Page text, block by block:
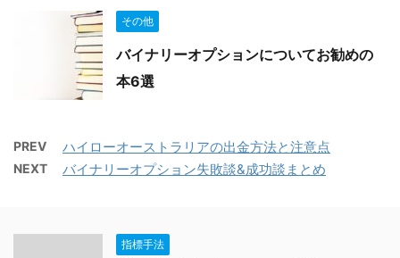
その他
バイナリーオプションについてお勧めの
本6選
PREV ハイローオーストラリアの出金方法と注意点
NEXT バイナリーオプション失敗談&成功談まとめ
指標手法